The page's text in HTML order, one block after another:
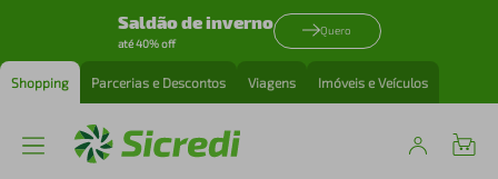
Saldão de inverno
até 40% off
Quero
Shopping Parcerias e Descontos Viagens Imóveis e Veículos